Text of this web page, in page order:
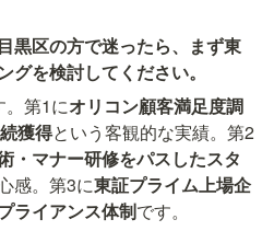
黒区の方で迷ったら、まず東
を検討してください。
。第1にオリコン顧客満足度調
獲得という客観的な実績。第2
・マナー研修をパスしたスタ
感。第3に東証プライム上場企
ライアンス体制です。